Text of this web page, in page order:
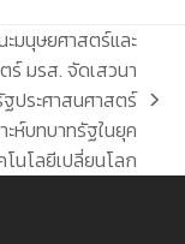
มนุษยศาสตร์และ
ร์ มรส. จัดเสวนา
ประศาสนศาสตร์
ะห์บทบาทรัฐในยุค
โนโลยีเปลี่ยนโลก